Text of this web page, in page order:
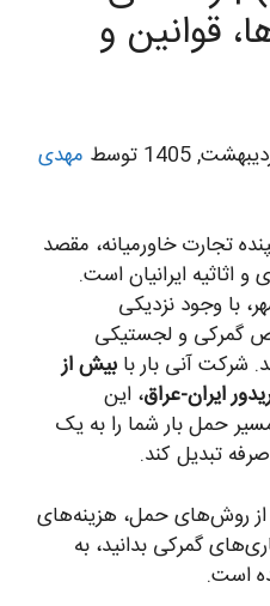
قوانین و
مهدی
تجارت خاورمیانه، مقصد
اثاثیه ایرانیان است.
با وجود نزدیکی
گمرکی و لجستیکی
شرکت آنی بار با بیش از
، این
حمل بار شما را به یک
تبدیل کند.
از روش‌های حمل، هزینه‌های
گمرکی بدانید، به
است.